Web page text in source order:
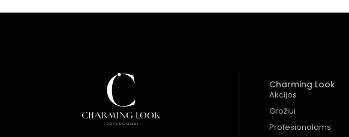
Charming Look
Akcijos
Grožiui
Profesionalams